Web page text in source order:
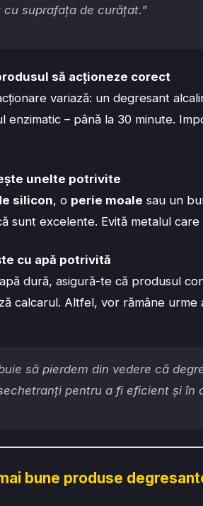
suprafața de curățat.”
să acționeze corect
variază: un degresant
enzimatic – până la 30 minute.
unelte potrivite
silicon, o perie moale sau un
sunt excelente. Evită metalul care
cu apă potrivită
dură, asigură-te că produsul
calcarul. Altfel, vor rămâne urme
să pierdem din vedere că
pentru a fi eficient și în
bune produse